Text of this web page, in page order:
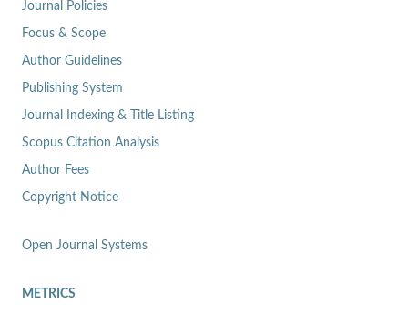
Journal Policies
Focus & Scope
Author Guidelines
Publishing System
Journal Indexing & Title Listing
Scopus Citation Analysis
Author Fees
Copyright Notice
Open Journal Systems
METRICS